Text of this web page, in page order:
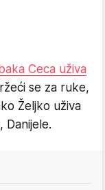
baka Ceca uživa
se za ruke,
Željko uživa
Danijele.